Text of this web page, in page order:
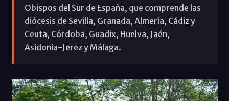
Obispos del Sur de España, que comprende las
diócesis de Sevilla, Granada, Almería, Cádiz y
Ceuta, Córdoba, Guadix, Huelva, Jaén,
Asidonia-Jerez y Málaga.